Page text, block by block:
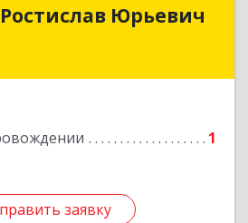
Юрьевич
1
заявку
Ненецкий АО, Ноябрьск г,
заявку